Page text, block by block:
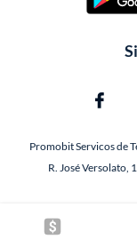
Promobit Servicos de
R. José Versolato,